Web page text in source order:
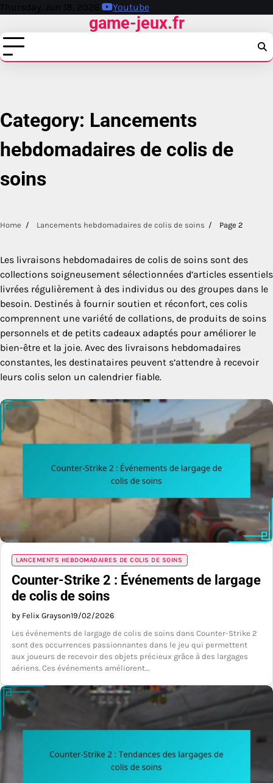
Skip
content
Thursday, Jun 18, 2026 Youtube
game-jeux.fr
Category: Lancements
hebdomadaires de colis de
soins
Home Lancements hebdomadaires de colis de soins Page 2
Les livraisons hebdomadaires de colis de soins sont des
collections soigneusement sélectionnées d’articles essentiels
livrées régulièrement à des individus ou des groupes dans le
besoin. Destinés à fournir soutien et réconfort, ces colis
comprennent une variété de collations, de produits de soins
personnels et de petits cadeaux adaptés pour améliorer le
bien-être et la joie. Avec des livraisons hebdomadaires
constantes, les destinataires peuvent s’attendre à recevoir
leurs colis selon un calendrier fiable.
LANCEMENTS HEBDOMADAIRES DE COLIS DE SOINS
Counter-Strike 2 : Événements de largage
de colis de soins
by Felix Grayson19/02/2026
Les événements de largage de colis de soins dans Counter-Strike 2
sont des occurrences passionnantes dans le jeu qui permettent
aux joueurs de recevoir des objets précieux grâce à des largages
aériens. Ces événements améliorent…